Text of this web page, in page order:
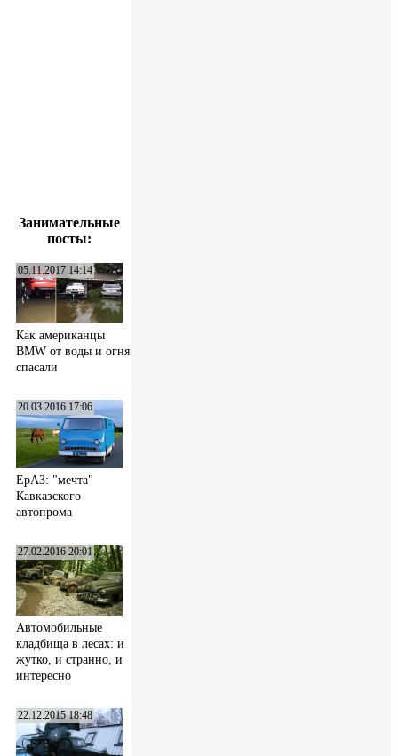
Занимательные
посты:
05.11.2017 14:14
Как американцы
BMW от воды и огня
спасали
20.03.2016 17:06
ЕрАЗ: "мечта"
Кавказского
автопрома
27.02.2016 20:01
Автомобильные
кладбища в лесах: и
жутко, и странно, и
интересно
22.12.2015 18:48